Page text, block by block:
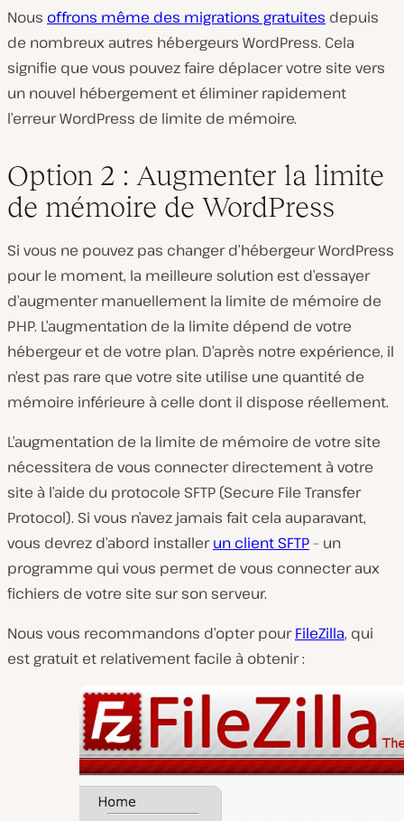
Nous offrons même des migrations gratuites depuis
de nombreux autres hébergeurs WordPress. Cela
signifie que vous pouvez faire déplacer votre site vers
un nouvel hébergement et éliminer rapidement
l’erreur WordPress de limite de mémoire.
Option 2 : Augmenter la limite
de mémoire de WordPress
Si vous ne pouvez pas changer d’hébergeur WordPress
pour le moment, la meilleure solution est d’essayer
d’augmenter manuellement la limite de mémoire de
PHP. L’augmentation de la limite dépend de votre
hébergeur et de votre plan. D’après notre expérience, il
n’est pas rare que votre site utilise une quantité de
mémoire inférieure à celle dont il dispose réellement.
L’augmentation de la limite de mémoire de votre site
nécessitera de vous connecter directement à votre
site à l’aide du protocole SFTP (Secure File Transfer
Protocol). Si vous n’avez jamais fait cela auparavant,
vous devrez d’abord installerun client SFTP– un
programme qui vous permet de vous connecter aux
fichiers de votre site sur son serveur.
Nous vous recommandons d’opter pourFileZilla, qui
est gratuit et relativement facile à obtenir :